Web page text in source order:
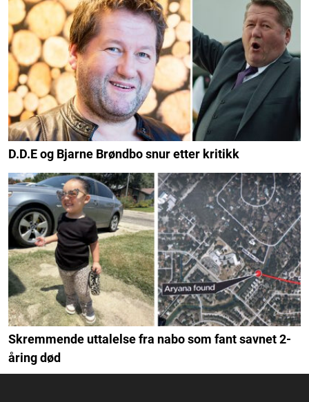
D.D.E og Bjarne Brøndbo snur etter kritikk
Skremmende uttalelse fra nabo som fant savnet 2-
åring død